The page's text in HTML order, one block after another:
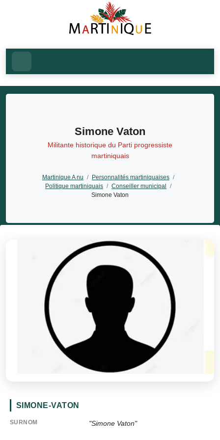
Simone Vaton
Militante historique du Parti progressiste
martiniquais
Martinique A nu / Personnalités martiniquaises /
Politique martiniquais / Conseiller municipal
/
Simone Vaton
SIMONE-VATON
SURNOM "Simone Vaton"